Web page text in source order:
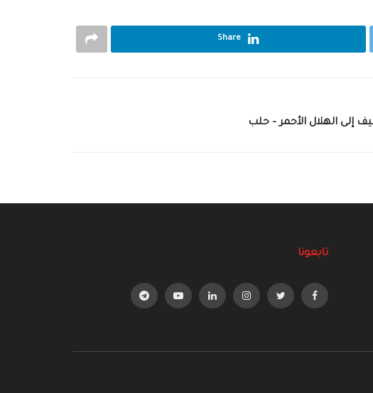
Share
إلى الهلال الأحمر – حلب
تابعونا